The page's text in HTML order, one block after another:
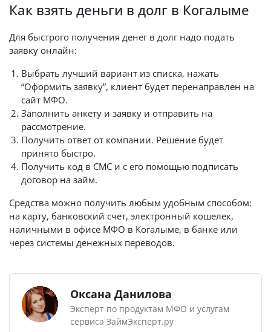
Как взять деньги в долг в Когалыме
Для быстрого получения денег в долг надо подать
заявку онлайн:
Выбрать лучший вариант из списка, нажать
“Оформить заявку”, клиент будет перенаправлен на
сайт МФО.
Заполнить анкету и заявку и отправить на
рассмотрение.
Получить ответ от компании. Решение будет
принято быстро.
Получить код в СМС и с его помощью подписать
договор на займ.
Средства можно получить любым удобным способом:
на карту, банковский счет, электронный кошелек,
наличными в офисе МФО в Когалыме, в банке или
через системы денежных переводов.
Оксана Данилова
Эксперт по продуктам МФО и услугам
сервиса ЗаймЭксперт.ру